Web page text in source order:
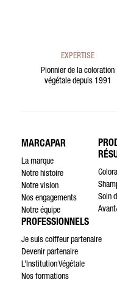
EXPERTISE
Pionnier de la coloration
végétale depuis 1991
MARCAPAR
La marque
Notre histoire
Notre vision
Nos engagements
Notre équipe
Soin
PROFESSIONNELS
Je suis coiffeur partenaire
Devenir partenaire
L’Institution Végétale
Nos formations